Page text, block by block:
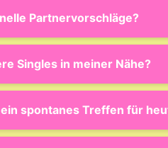
Partnervorschläge?
Singles in meiner Nähe?
spontanes Treffen für